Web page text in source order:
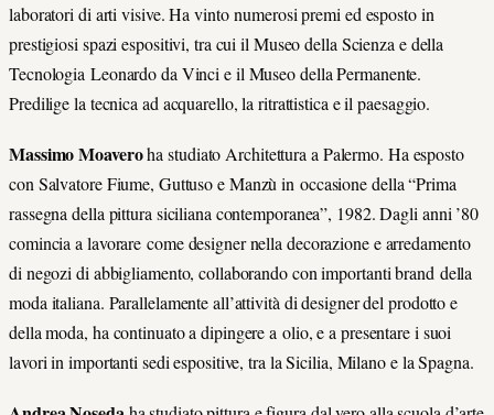
laboratori di arti visive. Ha vinto numerosi premi ed esposto in
prestigiosi spazi espositivi, tra cui il Museo della Scienza e della
Tecnologia Leonardo da Vinci e il Museo della Permanente.
Predilige la tecnica ad acquarello, la ritrattistica e il paesaggio.
Massimo Moaveroha studiato Architettura a Palermo. Ha esposto
con Salvatore Fiume, Guttuso e Manzù in occasione della “Prima
rassegna della pittura siciliana contemporanea”, 1982. Dagli anni ’80
comincia a lavorare come designer nella decorazione e arredamento
di negozi di abbigliamento, collaborando con importanti brand della
moda italiana. Parallelamente all’attività di designer del prodotto e
della moda, ha continuato a dipingere a olio, e a presentare i suoi
lavori in importanti sedi espositive, tra la Sicilia, Milano e la Spagna.